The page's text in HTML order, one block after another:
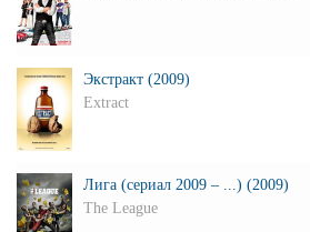
Экстракт (2009)
Extract
Лига (сериал 2009 – ...) (2009)
The League